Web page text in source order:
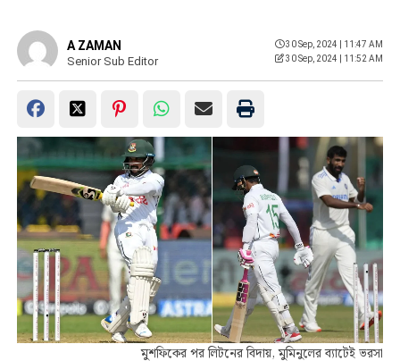
A ZAMAN
Senior Sub Editor
30 Sep, 2024 | 11:47 AM
30 Sep, 2024 | 11:52 AM
মুশফিকের পর লিটনের বিদায়, মুমিনুলের ব্যাটেই ভরসা